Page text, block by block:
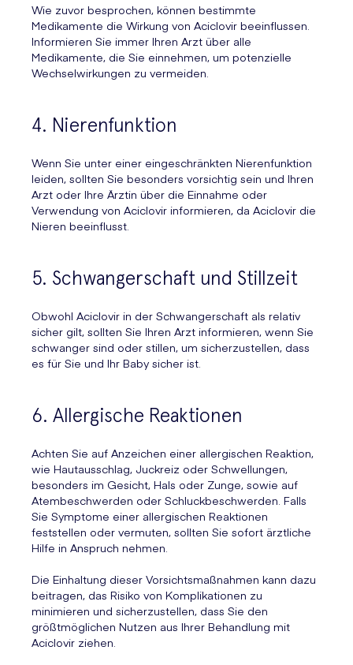
Wie zuvor besprochen, können bestimmte
Medikamente die Wirkung von Aciclovir beeinflussen.
Informieren Sie immer Ihren Arzt über alle
Medikamente, die Sie einnehmen, um potenzielle
Wechselwirkungen zu vermeiden.
4. Nierenfunktion
Wenn Sie unter einer eingeschränkten Nierenfunktion
leiden, sollten Sie besonders vorsichtig sein und Ihren
Arzt oder Ihre Ärztin über die Einnahme oder
Verwendung von Aciclovir informieren, da Aciclovir die
Nieren beeinflusst.
5. Schwangerschaft und Stillzeit
Obwohl Aciclovir in der Schwangerschaft als relativ
sicher gilt, sollten Sie Ihren Arzt informieren, wenn Sie
schwanger sind oder stillen, um sicherzustellen, dass
es für Sie und Ihr Baby sicher ist.
6. Allergische Reaktionen
Achten Sie auf Anzeichen einer allergischen Reaktion,
wie Hautausschlag, Juckreiz oder Schwellungen,
besonders im Gesicht, Hals oder Zunge, sowie auf
Atembeschwerden oder Schluckbeschwerden. Falls
Sie Symptome einer allergischen Reaktionen
feststellen oder vermuten, sollten Sie sofort ärztliche
Hilfe in Anspruch nehmen.
Die Einhaltung dieser Vorsichtsmaßnahmen kann dazu
beitragen, das Risiko von Komplikationen zu
minimieren und sicherzustellen, dass Sie den
größtmöglichen Nutzen aus Ihrer Behandlung mit
Aciclovir ziehen.